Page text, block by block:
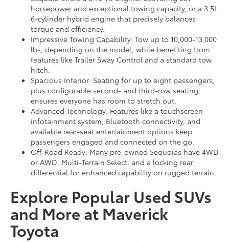
horsepower and exceptional towing capacity, or a 3.5L
6-cylinder hybrid engine that precisely balances
torque and efficiency.
Impressive Towing Capability: Tow up to 10,000-13,000
lbs, depending on the model, while benefiting from
features like Trailer Sway Control and a standard tow
hitch.
Spacious Interior: Seating for up to eight passengers,
plus configurable second- and third-row seating,
ensures everyone has room to stretch out.
Advanced Technology: Features like a touchscreen
infotainment system, Bluetooth connectivity, and
available rear-seat entertainment options keep
passengers engaged and connected on the go.
Off-Road Ready: Many pre-owned Sequoias have 4WD
or AWD, Multi-Terrain Select, and a locking rear
differential for enhanced capability on rugged terrain.
Explore Popular Used SUVs
and More at Maverick
Toyota